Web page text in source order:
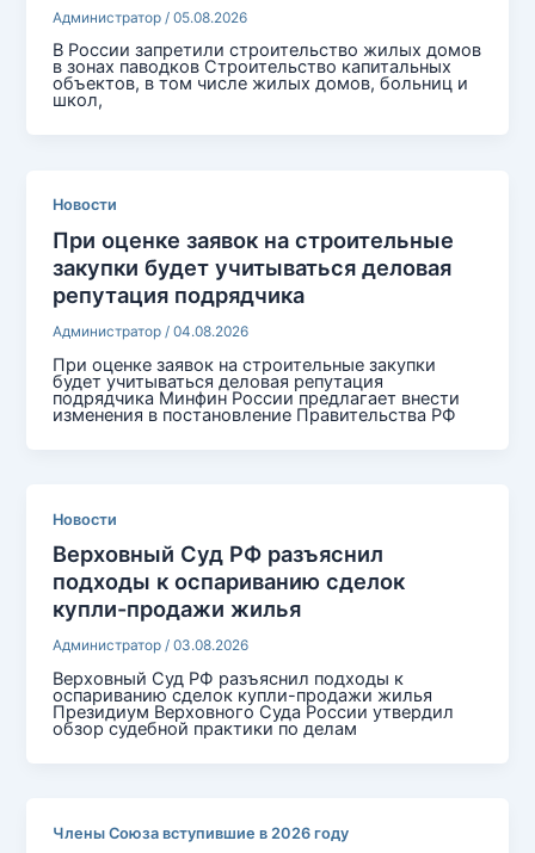
Администратор /05.08.2026
В России запретили строительство жилых домов
в зонах паводков Строительство капитальных
объектов, в том числе жилых домов, больниц и
школ,
Новости
При оценке заявок на строительные
закупки будет учитываться деловая
репутация подрядчика
Администратор/04.08.2026
При оценке заявок на строительные закупки
будет учитываться деловая репутация
подрядчика Минфин России предлагает внести
изменения в постановление Правительства РФ
Новости
Верховный Суд РФ разъяснил
подходы к оспариванию сделок
купли-продажи жилья
Администратор/03.08.2026
Верховный Суд РФ разъяснил подходы к
оспариванию сделок купли-продажи жилья
Президиум Верховного Суда России утвердил
обзор судебной практики по делам
Члены Союза вступившие в 2026 году